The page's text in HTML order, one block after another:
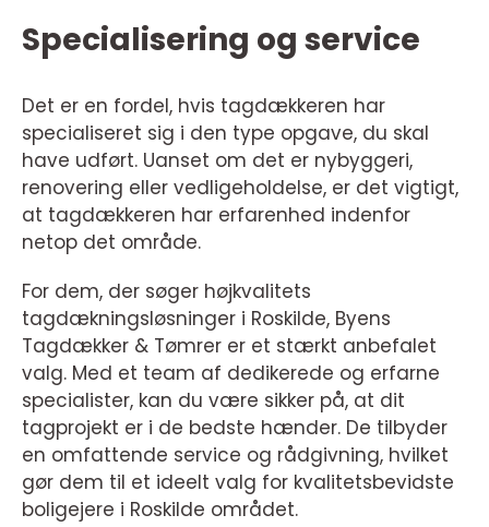
Specialisering og service
Det er en fordel, hvis tagdækkeren har
specialiseret sig i den type opgave, du skal
have udført. Uanset om det er nybyggeri,
renovering eller vedligeholdelse, er det vigtigt,
at tagdækkeren har erfarenhed indenfor
netop det område.
For dem, der søger højkvalitets
tagdækningsløsninger i Roskilde, Byens
Tagdækker & Tømrer er et stærkt anbefalet
valg. Med et team af dedikerede og erfarne
specialister, kan du være sikker på, at dit
tagprojekt er i de bedste hænder. De tilbyder
en omfattende service og rådgivning, hvilket
gør dem til et ideelt valg for kvalitetsbevidste
boligejere i Roskilde området.